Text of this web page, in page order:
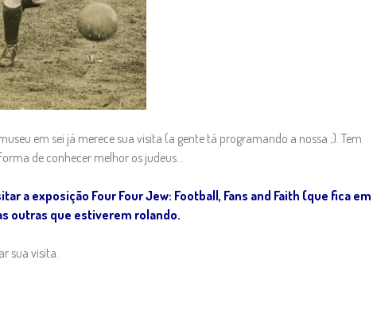
em sei já merece sua visita (a gente tá programando a nossa ;). Tem
de conhecer melhor os judeus…
a exposição Four Four Jew: Football, Fans and Faith (que fica em
outras que estiverem rolando.
sua visita.